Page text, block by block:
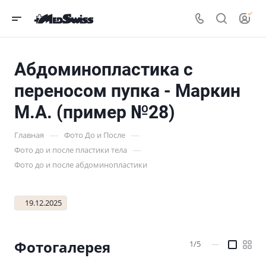
Абдоминопластика с
переносом пупка - Маркин
М.А. (пример №28)
Главная — Фото До и После —
Фото до и после пластики тела —
Фото до и после абдоминопластики
19.12.2025
Фотогалерея 1/5 —